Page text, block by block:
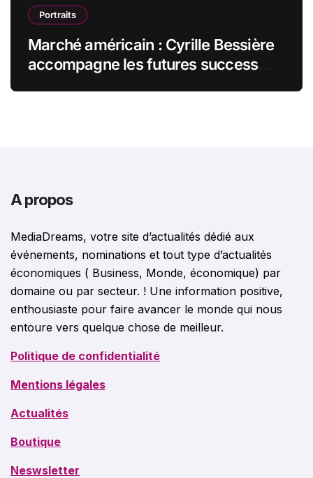
Portraits
Marché américain : Cyrille Bessière
accompagne les futures success
A propos
MediaDreams, votre site d’actualités dédié aux
événements, nominations et tout type d’actualités
économiques ( Business, Monde, économique) par
domaine ou par secteur. ! Une information positive,
enthousiaste pour faire avancer le monde qui nous
entoure vers quelque chose de meilleur.
Politique de confidentialité
Mentions légales
Actualités
Boutique
Neswsletter